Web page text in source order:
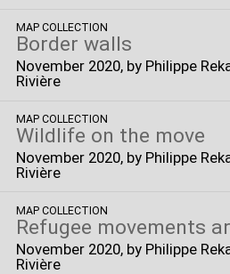
MAP COLLECTION
Border walls
November 2020, by Philippe
Rivière
MAP COLLECTION
Wildlife on the move
November 2020, by Philippe
Rivière
MAP COLLECTION
Refugee movements
November 2020, by Philippe
Rivière